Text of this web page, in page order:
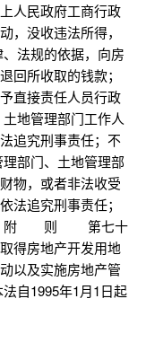
人民政府工商行政
，没收违法所得，
规的依据，向房
回所收取的钱款；
直接责任人员行政
管理部门工作人
追究刑事责任；不
部门、土地管理部
物，或者非法收受
法追究刑事责任；
章 附 则 第七十
得房地产开发用地
以及实施房地产管
1995年1月1日起